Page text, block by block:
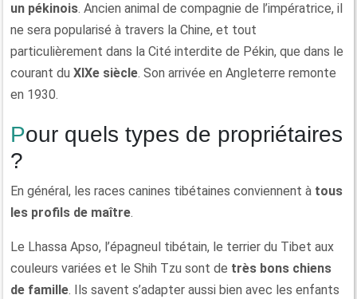
un pékinois. Ancien animal de compagnie de l’impératrice, il
ne sera popularisé à travers la Chine, et tout
particulièrement dans la Cité interdite de Pékin, que dans le
courant du XIXe siècle. Son arrivée en Angleterre remonte
en 1930.
Pour quels types de propriétaires
?
En général, les races canines tibétaines conviennent à tous
les profils de maître.
Le Lhassa Apso, l’épagneul tibétain, le terrier du Tibet aux
couleurs variées et le Shih Tzu sont de très bons chiens
de famille. Ils savent s’adapter aussi bien avec les enfants